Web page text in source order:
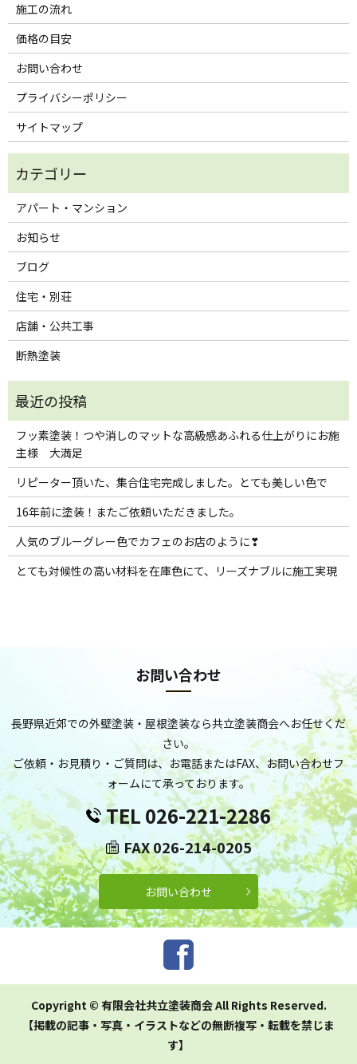
施工の流れ
価格の目安
お問い合わせ
プライバシーポリシー
サイトマップ
アパート・マンション
お知らせ
ブログ
住宅・別荘
店舗・公共工事
断熱塗装
フッ素塗装！つや消しのマットな高級感あふれる仕上がりにお施
主様 大満足
リピーター頂いた、集合住宅完成しました。とても美しい色で
16年前に塗装！またご依頼いただきました。
人気のブルーグレー色でカフェのお店のように❣
とても対候性の高い材料を在庫色にて、リーズナブルに施工実現
お問い合わせ
長野県近郊での外壁塗装・屋根塗装なら共立塗装商会へお任せくだ
さい。
ご依頼・お見積り・ご質問は、お電話またはFAX、お問い合わせフ
ォームにて承っております。
TEL 026-221-2286
FAX 026-214-0205
お問い合わせ
Copyright © 有限会社共立塗装商会 All Rights Reserved.
【掲載の記事・写真・イラストなどの無断複写・転載を禁じま
す】